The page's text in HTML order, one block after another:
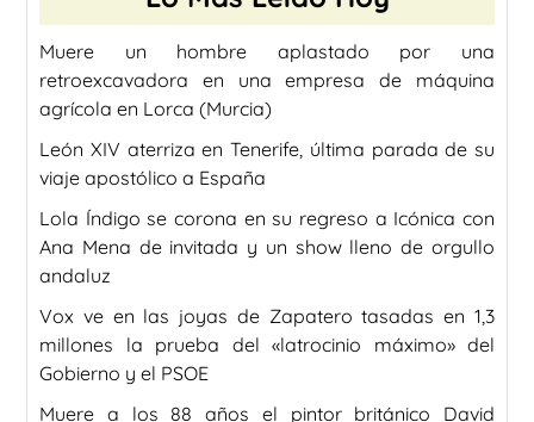
Muere un hombre aplastado por una
retroexcavadora en una empresa de máquina
agrícola en Lorca (Murcia)
León XIV aterriza en Tenerife, última parada de su
viaje apostólico a España
Lola Índigo se corona en su regreso a Icónica con
Ana Mena de invitada y un show lleno de orgullo
andaluz
Vox ve en las joyas de Zapatero tasadas en 1,3
millones la prueba del «latrocinio máximo» del
Gobierno y el PSOE
Muere a los 88 años el pintor británico David